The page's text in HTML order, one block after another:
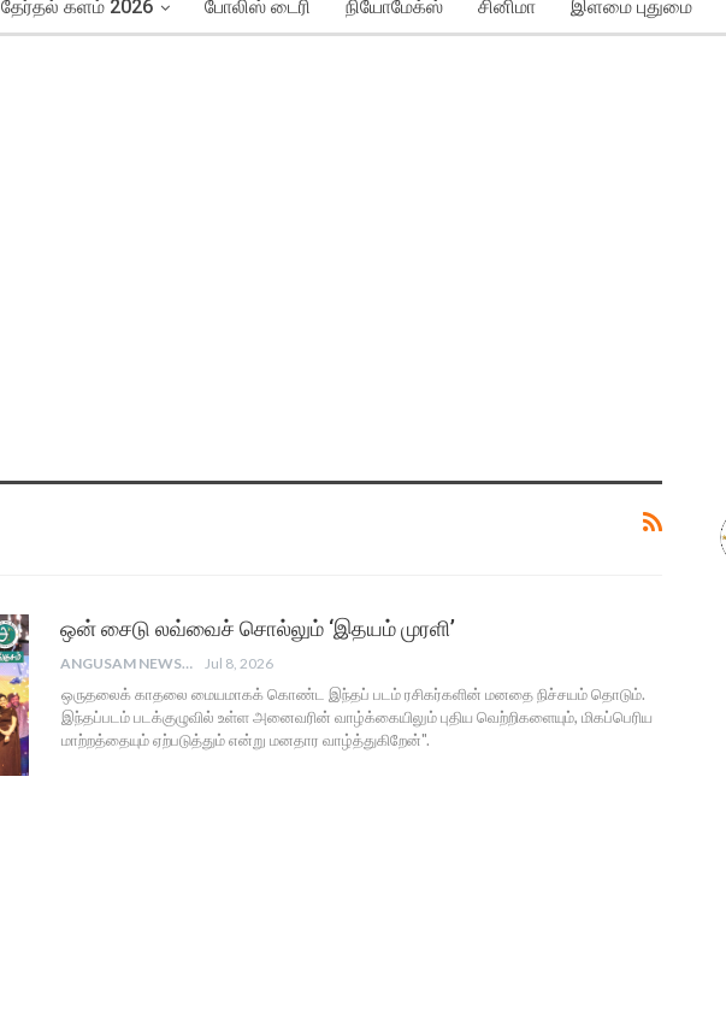
தேர்தல் களம் 2026 போலிஸ் டைரி நியோமேக்ஸ் சினிமா இளமை புதுமை
ஒன் சைடு லவ்வைச் சொல்லும் ‘இதயம் முரளி’
ANGUSAM NEWS Jul 8, 2026
ஒருதலைக் காதலை மையமாகக் கொண்ட இந்தப் படம் ரசிகர்களின் மனதை நிச்சயம் தொடும்.
இந்தப்படம் படக்குழுவில் உள்ள அனைவரின் வாழ்க்கையிலும் புதிய வெற்றிகளையும், மிகப்பெரிய
மாற்றத்தையும் ஏற்படுத்தும் என்று மனதார வாழ்த்துகிறேன்".